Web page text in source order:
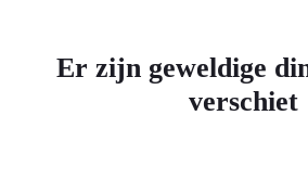
Er zijn geweldige
verschiet